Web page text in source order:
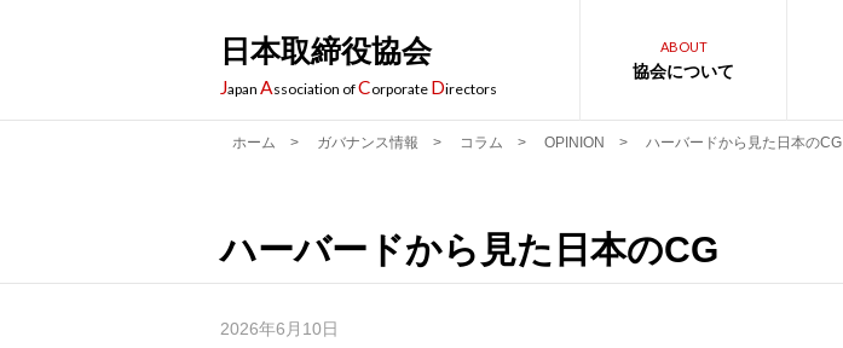
日本取締役協会
Japan Association ofCorporate Directors
ABOUT
協会について
ホーム > ガバナンス情報 > コラム > OPINION > ハーバードから見た日本のCG
ハーバードから見た日本のCG
2026年6月10日